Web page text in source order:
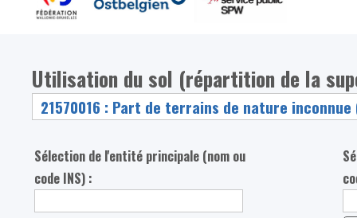
Utilisation du sol (répartition de la
Sélection de l'entité principale (nom ou
code INS) :